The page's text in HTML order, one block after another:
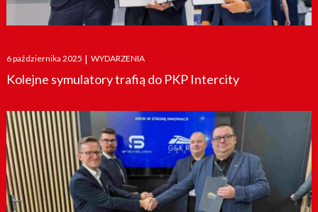
Posted
on
6 października 2025 | WYDARZENIA
Kolejne symulatory trafią do PKP Intercity